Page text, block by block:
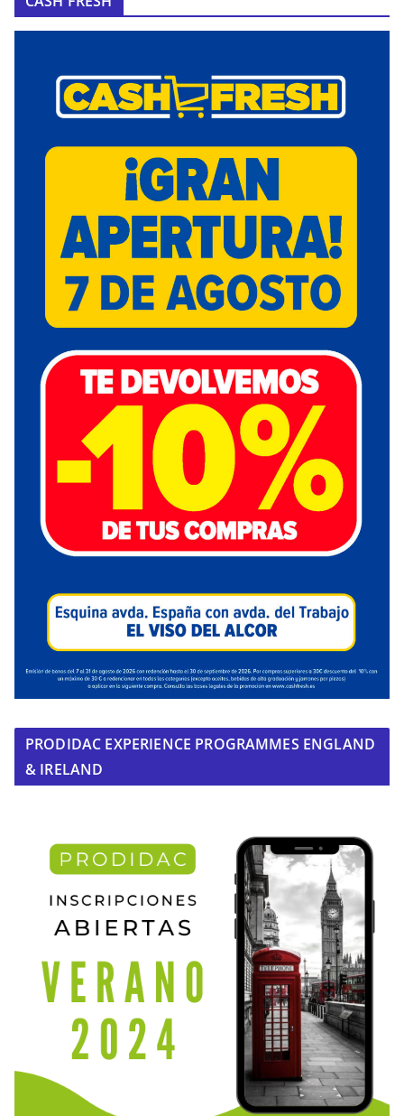
PRODIDAC EXPERIENCE PROGRAMMES ENGLAND
& IRELAND